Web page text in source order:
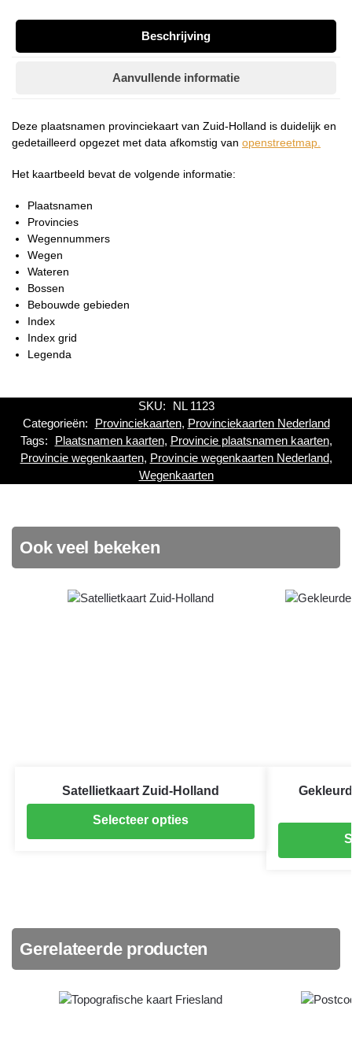
Beschrijving
Aanvullende informatie
Deze plaatsnamen provinciekaart van Zuid-Holland is duidelijk en
gedetailleerd opgezet met data afkomstig van openstreetmap.
Het kaartbeeld bevat de volgende informatie:
Plaatsnamen
Provincies
Wegennummers
Wegen
Wateren
Bossen
Bebouwde gebieden
Index
Index grid
Legenda
SKU:
NL 1123
Categorieën:
Provinciekaarten, Provinciekaarten Nederland
Tags:
Plaatsnamen kaarten, Provincie plaatsnamen kaarten,
Provincie wegenkaarten, Provincie wegenkaarten Nederland,
Wegenkaarten
Ook veel bekeken
Satellietkaart Zuid-Holland
Selecteer opties
Gerelateerde producten